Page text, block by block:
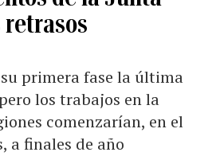
primera fase la última
los trabajos en la
comenzarían, en el
a finales de año